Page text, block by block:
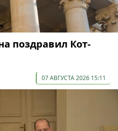
поздравил Кот-
07 АВГУСТА 2026 15:11